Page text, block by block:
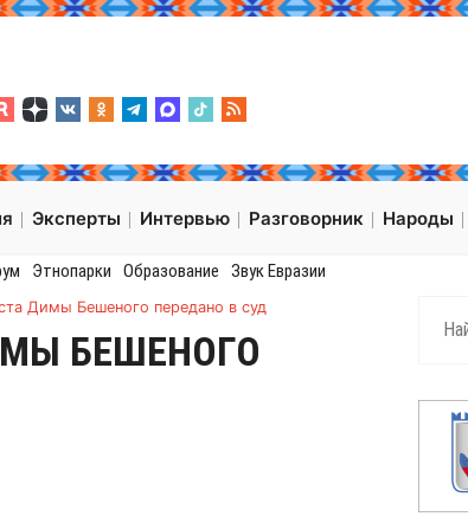
Эксперты Интервью Разговорник Народы
Этнопарки Образование Звук Евразии
Димы Бешеного передано в суд
БЕШЕНОГО